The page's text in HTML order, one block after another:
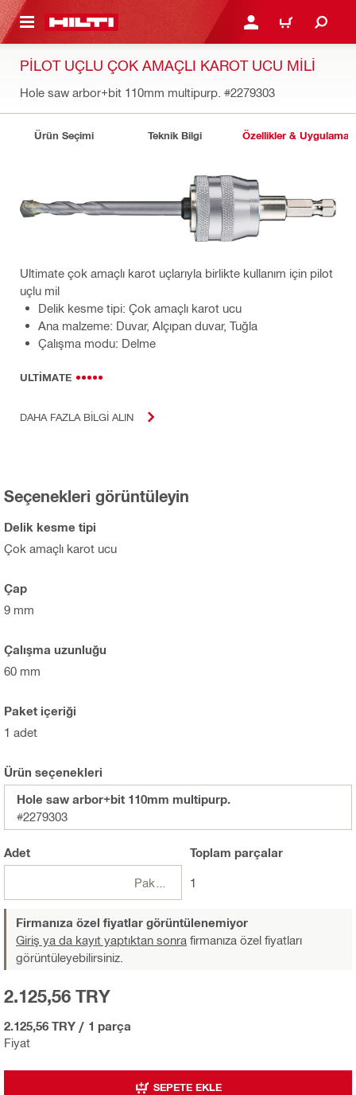
GEÇ GIRIŞ YAP YA DA KAYIT
SEPET
PILOT UÇLU ÇOK AMAÇLI KAROT UCU MILI
Hole saw arbor+bit 110mm multipurp. #2279303
Ürün Seçimi Teknik Bilgi Özellikler &
Ultimate çok amaçlı karot uçlarıyla birlikte kullanım için pilot
uçlu mil
Delik kesme tipi: Çok amaçlı karot ucu
Ana malzeme: Duvar, Alçıpan duvar, Tuğla
Çalışma modu: Delme
ULTIMATE
DAHA FAZLA BILGI ALIN
Seçenekleri görüntüleyin
Delik kesme tipi
Çok amaçlı karot ucu
Çap
9 mm
Çalışma uzunluğu
60 mm
Paket içeriği
1 adet
Ürün seçenekleri
Hole saw arbor+bit 110mm multipurp.
#2279303
Adet Toplam parçalar
1
Firmanıza özel fiyatlar görüntülenemiyor
Giriş ya da kayıt yaptıktan sonra firmanıza özel fiyatları
görüntüleyebilirsiniz.
Fiyat
2.125,56 TRY
2.125,56 TRY / 1 parça
SEPETE EKLE